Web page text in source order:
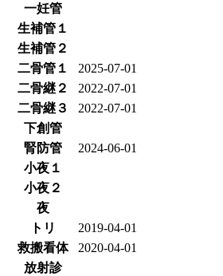
一妊管
生補管１
生補管２
二骨管１
2025-07-01
二骨継２
2022-07-01
二骨継３
2022-07-01
下創管
腎防管
2024-06-01
小夜１
小夜２
夜
トリ
2019-04-01
救搬看体
2020-04-01
放射診